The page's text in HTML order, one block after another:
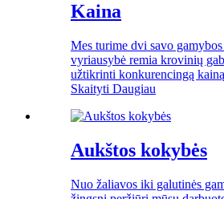
Kaina
Mes turime dvi savo
vyriausybė remia krovinių
užtikrinti konkurencingą
Skaityti Daugiau
Aukštos kokybės
Nuo žaliavos iki galutinės